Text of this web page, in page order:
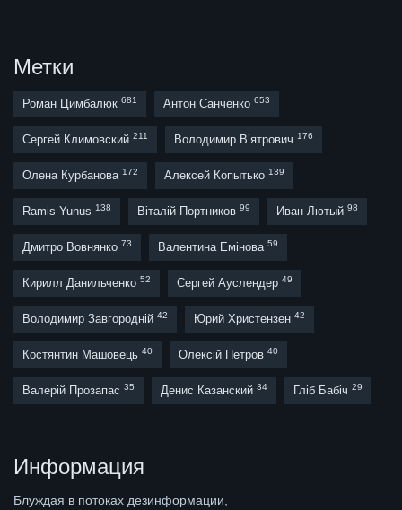
Метки
Роман Цимбалюк 681 Антон Санченко 653
Сергей Климовский 211 Володимир В’ятрович 176
Олена Курбанова 172 Алексей Копытько 139
Ramis Yunus 138 Віталій Портников 99 Иван Лютый 98
Дмитро Вовнянко 73 Валентина Емінова 59
Кирилл Данильченко 52 Сергей Ауслендер 49
Володимир Завгородній 42 Юрий Христензен 42
Костянтин Машовець 40 Олексій Петров 40
Валерій Прозапас 35 Денис Казанский 34 Гліб Бабіч 29
Информация
Блуждая в потоках дезинформации,